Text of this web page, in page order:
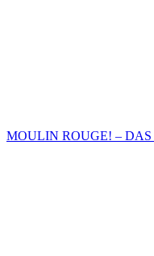
MOULIN ROUGE! – DAS